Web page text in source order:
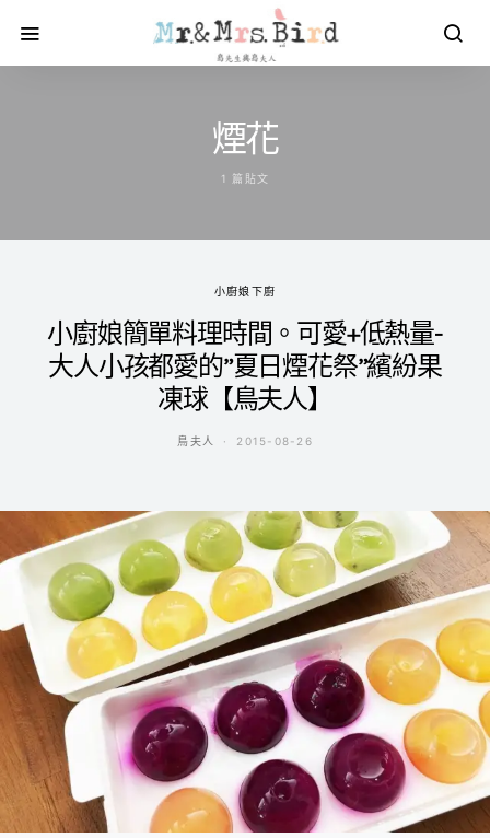
煙花
1 篇貼文
小廚娘下廚
小廚娘簡單料理時間。可愛+低熱量-
大人小孩都愛的”夏日煙花祭”繽紛果
凍球【鳥夫人】
鳥夫人 2015-08-26